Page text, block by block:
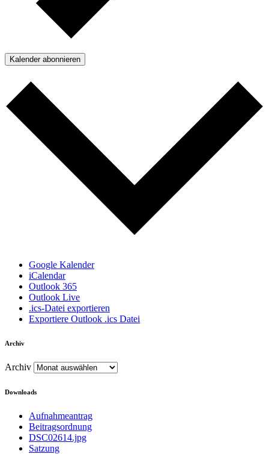
Kalender abonnieren
Google Kalender
iCalendar
Outlook 365
Outlook Live
.ics-Datei exportieren
Exportiere Outlook .ics Datei
Archiv
Archiv
Downloads
Aufnahmeantrag
Beitragsordnung
DSC02614.jpg
Satzung